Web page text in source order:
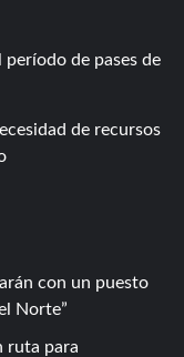
de pases de
de recursos
con un puesto
Norte
ruta para